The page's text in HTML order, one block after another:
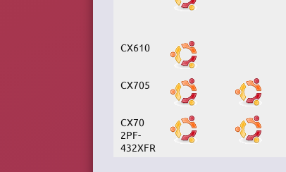
CX610
CX705
CX70
2PF-
432XFR